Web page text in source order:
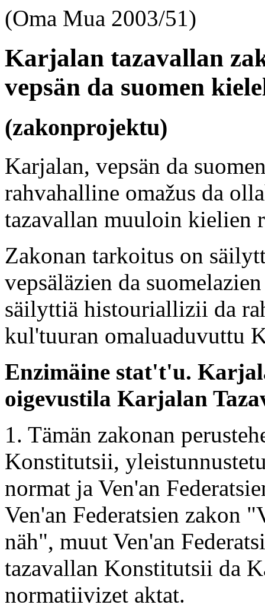
(Oma Mua 2003/51)
Karjalan tazavallan
vepsän da suomen
(zakonprojektu)
Karjalan, vepsän da
rahvahalline omažus da
tazavallan muuloin kielien
Zakonan tarkoitus on
vepsäläzien da
säilyttiä histouriallizii da
kul'tuuran omaluaduvuttu
Enzimäine stat't'u.
oigevustila Karjalan
1. Tämän zakonan
Konstitutsii,
normat ja Ven'an
Ven'an Federatsien zakon
näh", muut Ven'an
tazavallan Konstitutsii da
normatiivizet aktat.